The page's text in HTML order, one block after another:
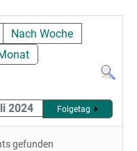
Nach Woche
2024 Folgetag
gefunden